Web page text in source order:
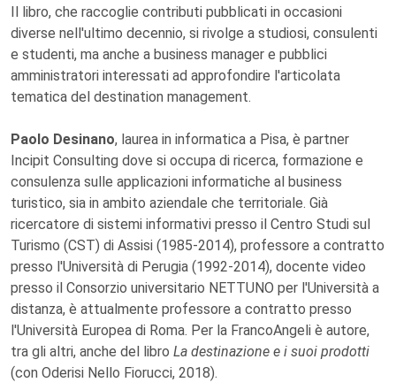
Il libro, che raccoglie contributi pubblicati in occasioni
diverse nell'ultimo decennio, si rivolge a studiosi, consulenti
e studenti, ma anche a business manager e pubblici
amministratori interessati ad approfondire l'articolata
tematica del destination management.
Paolo Desinano, laurea in informatica a Pisa, è partner
Incipit Consulting dove si occupa di ricerca, formazione e
consulenza sulle applicazioni informatiche al business
turistico, sia in ambito aziendale che territoriale. Già
ricercatore di sistemi informativi presso il Centro Studi sul
Turismo (CST) di Assisi (1985-2014), professore a contratto
presso l'Università di Perugia (1992-2014), docente video
presso il Consorzio universitario NETTUNO per l'Università a
distanza, è attualmente professore a contratto presso
l'Università Europea di Roma. Per la FrancoAngeli è autore,
tra gli altri, anche del libro La destinazione e i suoi prodotti
(con Oderisi Nello Fiorucci, 2018).